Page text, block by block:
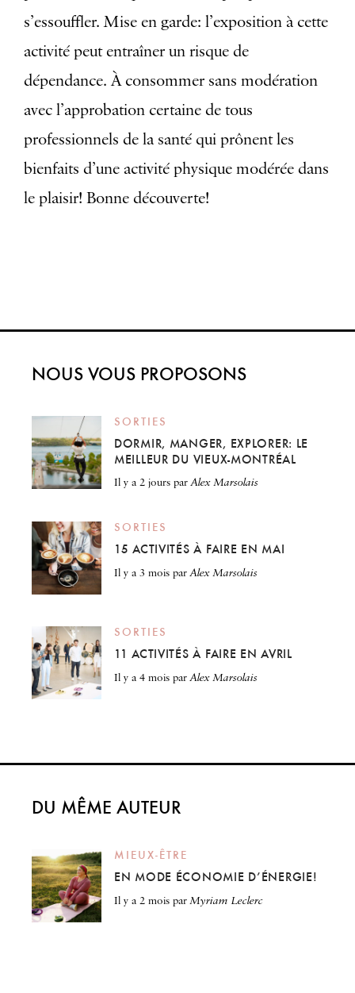
s’essouffler. Mise en garde: l’exposition à cette
activité peut entraîner un risque de
dépendance. À consommer sans modération
avec l’approbation certaine de tous
professionnels de la santé qui prônent les
bienfaits d’une activité physique modérée dans
le plaisir! Bonne découverte!
NOUS VOUS PROPOSONS
SORTIES
DORMIR, MANGER, EXPLORER: LE
MEILLEUR DU VIEUX-MONTRÉAL
il y a 2 jours parAlex Marsolais
SORTIES
15 ACTIVITÉS À FAIRE EN MAI
il y a 3 mois parAlex Marsolais
SORTIES
11 ACTIVITÉS À FAIRE EN AVRIL
il y a 4 mois parAlex Marsolais
DU MÊME AUTEUR
MIEUX-ÊTRE
EN MODE ÉCONOMIE D’ÉNERGIE!
il y a 2 mois parMyriam Leclerc